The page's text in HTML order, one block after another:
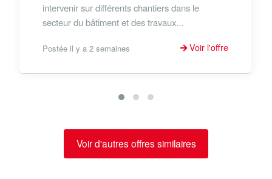
intervenir sur différents chantiers dans le
secteur du bâtiment et des travaux...
Postée il y a 2 semaines Voir l'offre
Voir d'autres offres similaires